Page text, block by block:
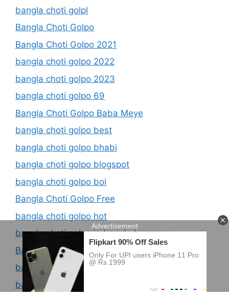
bangla choti golpl
Bangla Choti Golpo
Bangla Choti Golpo 2021
bangla choti golpo 2022
bangla choti golpo 2023
bangla choti golpo 69
Bangla Choti Golpo Baba Meye
bangla choti golpo best
bangla choti golpo bhabi
bangla choti golpo blogspot
bangla choti golpo boi
Bangla Choti Golpo Free
bangla choti golpo hot
bangla choti golpo in bangla language
Bangla Choti Golpo Latest
bangla choti golpo list
bangla choti golpo ma